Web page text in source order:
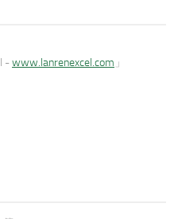
-www.lanrenexcel.com 」